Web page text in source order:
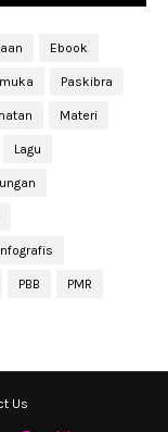
Ebook
Paskibra
Materi
Lagu
PBB PMR
Us